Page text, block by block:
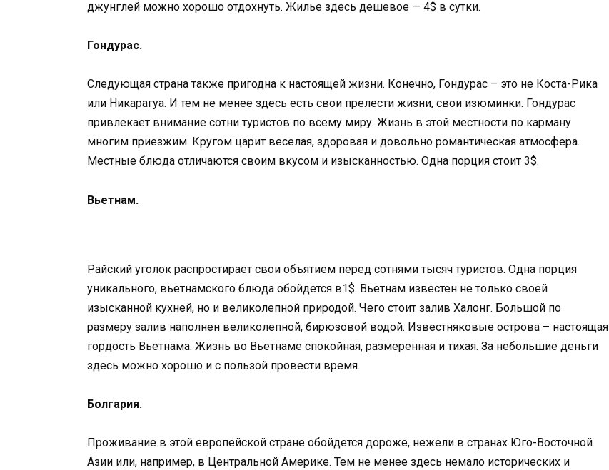
джунглей можно хорошо отдохнуть. Жилье здесь дешевое — 4$ в сутки.
Гондурас.
Следующая страна также пригодна к настоящей жизни. Конечно, Гондурас – это не Коста-Рика
или Никарагуа. И тем не менее здесь есть свои прелести жизни, свои изюминки. Гондурас
привлекает внимание сотни туристов по всему миру. Жизнь в этой местности по карману
многим приезжим. Кругом царит веселая, здоровая и довольно романтическая атмосфера.
Местные блюда отличаются своим вкусом и изысканностью. Одна порция стоит 3$.
Вьетнам.
Райский уголок распростирает свои объятием перед сотнями тысяч туристов. Одна порция
уникального, вьетнамского блюда обойдется в1$. Вьетнам известен не только своей
изысканной кухней, но и великолепной природой. Чего стоит залив Халонг. Большой по
размеру залив наполнен великолепной, бирюзовой водой. Известняковые острова – настоящая
гордость Вьетнама. Жизнь во Вьетнаме спокойная, размеренная и тихая. За небольшие деньги
здесь можно хорошо и с пользой провести время.
Болгария.
Проживание в этой европейской стране обойдется дороже, нежели в странах Юго-Восточной
Азии или, например, в Центральной Америке. Тем не менее здесь немало исторических и